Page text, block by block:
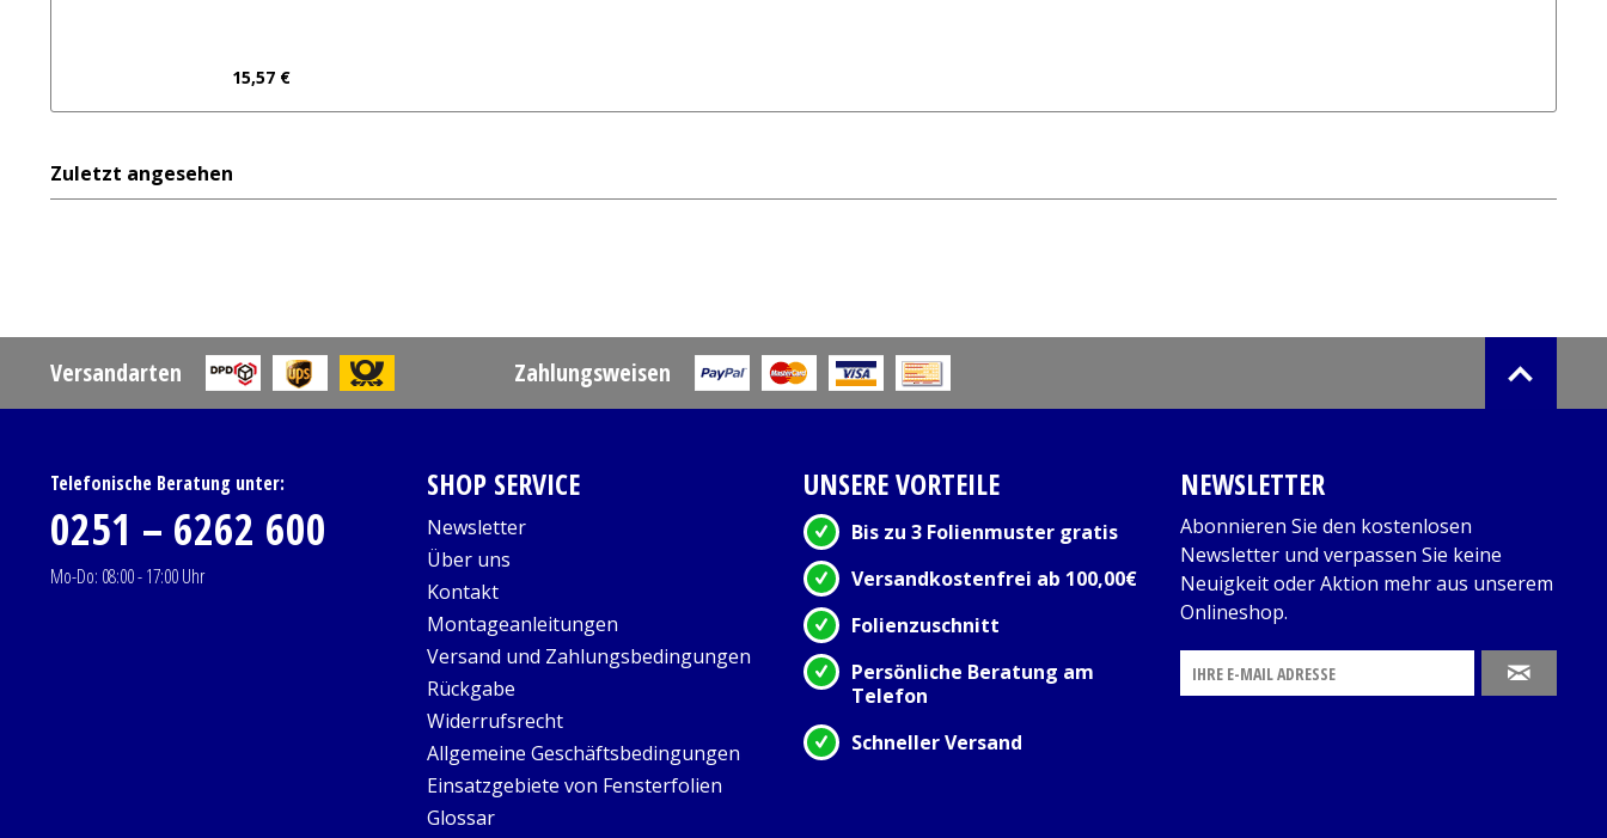
15,57 €
Zuletzt angesehen
Versandarten Zahlungsweisen
Telefonische Beratung unter:
0251 – 6262 600
Mo-Do: 08:00 - 17:00 Uhr
SHOP SERVICE
Newsletter
Über uns
Kontakt
Montageanleitungen
Versand und Zahlungsbedingungen
Rückgabe
Widerrufsrecht
Allgemeine Geschäftsbedingungen
Einsatzgebiete von Fensterfolien
Glossar
UNSERE VORTEILE
Bis zu 3 Folienmuster gratis
Versandkostenfrei ab 100,00€
Folienzuschnitt
Persönliche Beratung am
Telefon
Schneller Versand
NEWSLETTER
Abonnieren Sie den kostenlosen
Newsletter und verpassen Sie keine
Neuigkeit oder Aktion mehr aus unserem
Onlineshop.